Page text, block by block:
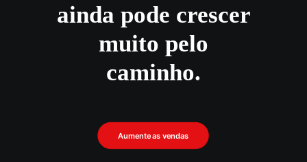
ainda pode crescer
muito pelo
caminho.
Aumente as vendas